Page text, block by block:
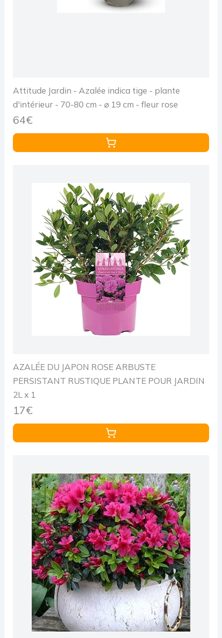
Attitude Jardin - Azalée indica tige - plante
d'intérieur - 70-80 cm - ⌀ 19 cm - fleur rose
64€
AZALÉE DU JAPON ROSE ARBUSTE
PERSISTANT RUSTIQUE PLANTE POUR JARDIN
2L x 1
17€